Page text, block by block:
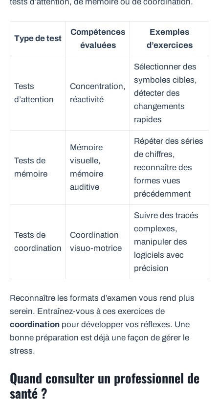
Type de test
Compétences
évaluées
Exemples
d’exercices
Tests
d’attention
Concentration,
réactivité
Sélectionner des
symboles cibles,
détecter des
changements
rapides
Tests de
mémoire
Mémoire
visuelle,
mémoire
auditive
Répéter des séries
de chiffres,
reconnaître des
formes vues
précédemment
Tests de
coordination
Coordination
visuo-motrice
Suivre des tracés
complexes,
manipuler des
logiciels avec
précision
Reconnaître les formats d’examen vous rend plus
serein. Entraînez-vous à ces exercices de
coordination pour développer vos réflexes. Une
bonne préparation est déjà une façon de gérer le
stress.
Quand consulter un professionnel de
santé ?